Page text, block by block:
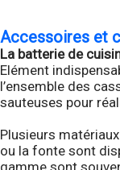
Accessoires et
La batterie de
Elément
l’ensemble des
sauteuses pour
Plusieurs
ou la fonte sont
gamme sont